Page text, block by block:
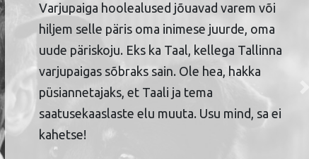
Varjupaiga hoolealused jõuavad varem või
hiljem selle päris oma inimese juurde, oma
uude päriskoju. Eks ka Taal, kellega Tallinna
varjupaigas sõbraks sain. Ole hea, hakka
püsiannetajaks, et Taali ja tema
saatusekaaslaste elu muuta. Usu mind, sa ei
kahetse!